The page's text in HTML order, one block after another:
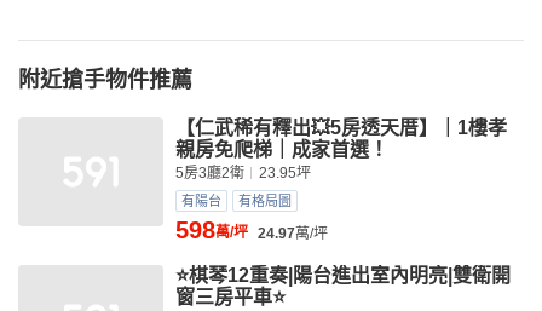
附近搶手物件推薦
【仁武稀有釋出💥5房透天厝】｜1樓孝
親房免爬梯｜成家首選！
5房3廳2衛 23.95坪
有陽台 有格局圖
598萬/坪 24.97萬/坪
⭐️棋琴12重奏|陽台進出室內明亮|雙衛開
窗三房平車⭐️